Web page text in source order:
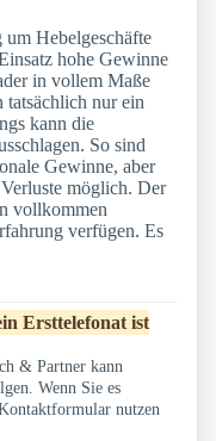
Hebelgeschäfte
hohe Gewinne
in vollem Maße
nur ein
kann die
So sind
Gewinne, aber
möglich. Der
vollkommen
verfügen. Es
Ersttelefonat ist
& Partner kann
Wenn Sie es
nutzen